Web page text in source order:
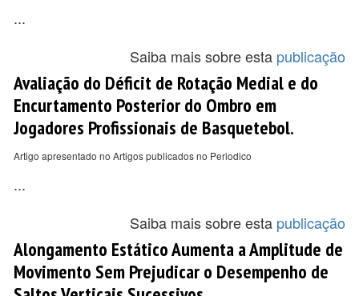
...
Saiba mais sobre esta publicação
Avaliação do Déficit de Rotação Medial e do
Encurtamento Posterior do Ombro em
Jogadores Profissionais de Basquetebol.
Artigo apresentado no Artigos publicados no Periodico
...
Saiba mais sobre esta publicação
Alongamento Estático Aumenta a Amplitude de
Movimento Sem Prejudicar o Desempenho de